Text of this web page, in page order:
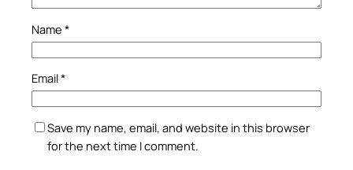
Name *
Email*
Save my name, email, and website in this browser
for the next time I comment.